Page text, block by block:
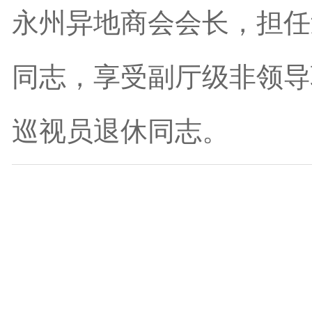
永州异地商会会长，担
同志，享受副厅级非领
巡视员退休同志。